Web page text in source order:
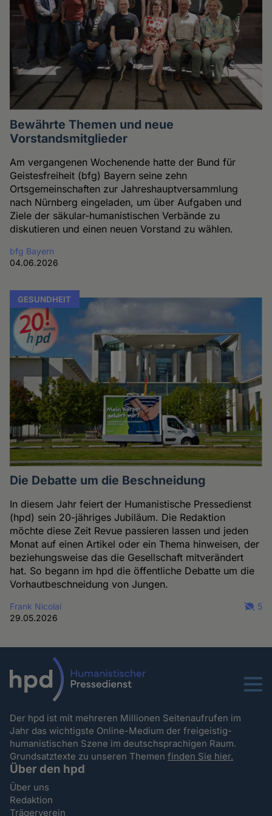
Bewährte Themen und neue
Vorstandsmitglieder
Am vergangenen Wochenende hatte der Bund für
Geistesfreiheit (bfg) Bayern seine zehn
Ortsgemeinschaften zur Jahreshauptversammlung
nach Nürnberg eingeladen, um über Aufgaben und
Ziele der säkular-humanistischen Verbände zu
diskutieren und einen neuen Vorstand zu wählen.
bfg Bayern
04.06.2026
GESUNDHEIT
Die Debatte um die Beschneidung
In diesem Jahr feiert der Humanistische Pressedienst
(hpd) sein 20-jähriges Jubiläum. Die Redaktion
möchte diese Zeit Revue passieren lassen und jeden
Monat auf einen Artikel oder ein Thema hinweisen, der
beziehungsweise das die Gesellschaft mitverändert
hat. So begann im hpd die öffentliche Debatte um die
Vorhautbeschneidung von Jungen.
Frank Nicolai
29.05.2026
5
Menu
Der hpd ist mit mehreren Millionen Seitenaufrufen im
Jahr das wichtigste Online-Medium der freigeistig-
humanistischen Szene im deutschsprachigen Raum.
Grundsatztexte zu unseren Themenfinden Sie hier.
Über den hpd
Über uns
Redaktion
Trägerverein